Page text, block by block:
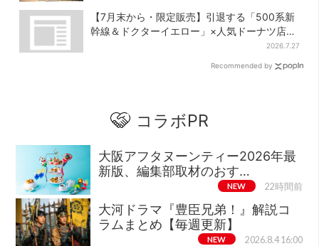
【7月末から・限定販売】引退する「500系新
幹線＆ドクターイエロー」×人気ドーナツ店が
2026.7.27
Recommended by
コラボPR
大阪アフタヌーンティー2026年最
新版、編集部取材のおす…
NEW 22時間前
大河ドラマ『豊臣兄弟！』解説コ
ラムまとめ【毎週更新】
NEW 2026.8.4 16:00